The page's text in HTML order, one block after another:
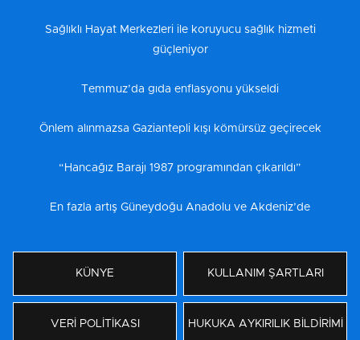
Sağlıklı Hayat Merkezleri ile koruyucu sağlık hizmeti
güçleniyor
Temmuz’da gıda enflasyonu yükseldi
Önlem alınmazsa Gaziantepli kışı kömürsüz geçirecek
“Hancağız Barajı 1987 programından çıkarıldı”
En fazla artış Güneydoğu Anadolu ve Akdeniz’de
KÜNYE KULLANIM ŞARTLARI
VERİ POLİTİKASI HUKUKA AYKIRILIK BİLDİRİMİ